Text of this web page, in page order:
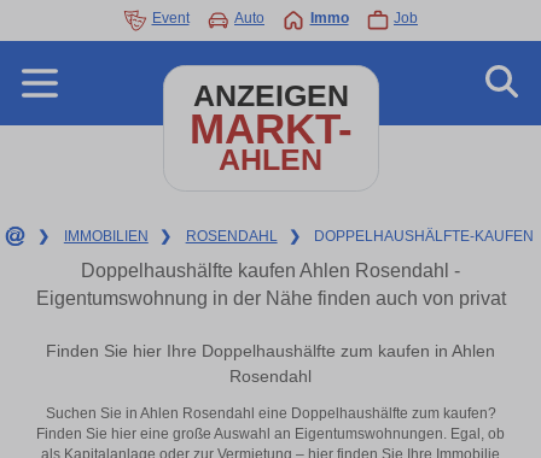
Event Auto Immo Job
ANZEIGEN
MARKT-
AHLEN
❯ IMMOBILIEN ❯ ROSENDAHL ❯ DOPPELHAUSHÄLFTE-KAUFEN
Doppelhaushälfte kaufen Ahlen Rosendahl -
Eigentumswohnung in der Nähe finden auch von privat
Finden Sie hier Ihre Doppelhaushälfte zum kaufen in Ahlen
Rosendahl
Suchen Sie in Ahlen Rosendahl eine Doppelhaushälfte zum kaufen?
Finden Sie hier eine große Auswahl an Eigentumswohnungen. Egal, ob
als Kapitalanlage oder zur Vermietung – hier finden Sie Ihre Immobilie